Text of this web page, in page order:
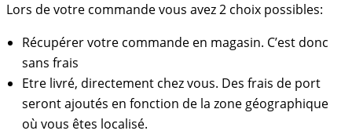
Lors de votre commande vous avez 2 choix possibles:
Récupérer votre commande en magasin. C’est donc
sans frais
Etre livré, directement chez vous. Des frais de port
seront ajoutés en fonction de la zone géographique
où vous êtes localisé.